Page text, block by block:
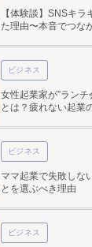
【体験談】SNSキ
た理由〜本音でつな
ビジネス
女性起業家が”ラン
とは？疲れない起業
ビジネス
ママ起業で失敗しな
とを選ぶべき理由
ビジネス